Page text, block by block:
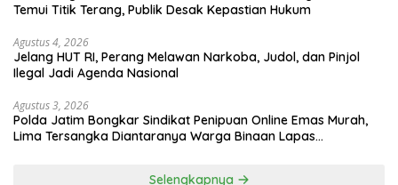
Temui Titik Terang, Publik Desak Kepastian Hukum
Agustus 4, 2026
Jelang HUT RI, Perang Melawan Narkoba, Judol, dan Pinjol
Ilegal Jadi Agenda Nasional
Agustus 3, 2026
Polda Jatim Bongkar Sindikat Penipuan Online Emas Murah,
Lima Tersangka Diantaranya Warga Binaan Lapas
Selengkapnya